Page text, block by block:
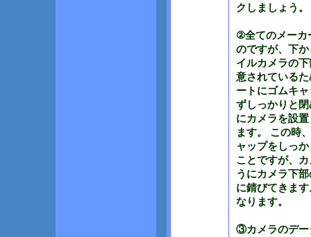
クしましょう。
②全てのメーカ
のですが、下
イルカメラの
意されている
ートにゴムキ
ずしっかりと
にカメラを設
ます。 この時
ャップをしっ
ことですが、
うにカメラ下
に錆びてきま
なります。
③カメラのデー